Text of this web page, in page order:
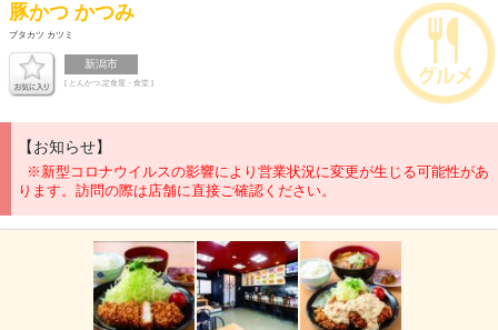
豚かつ かつみ
ブタカツ カツミ
新潟市
[ とんかつ,定食屋・食堂 ]
【お知らせ】
※新型コロナウイルスの影響により営業状況に変更が生じる可能性があ
ります。訪問の際は店舗に直接ご確認ください。